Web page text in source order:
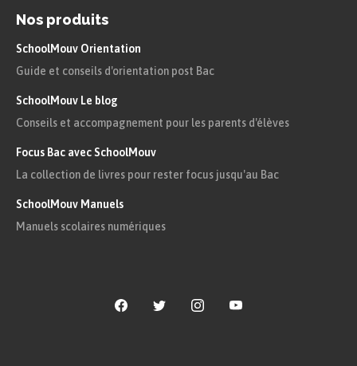
Nos produits
SchoolMouv Orientation
Guide et conseils d'orientation post Bac
SchoolMouv Le blog
Conseils et accompagnement pour les parents d'élèves
Focus Bac avec SchoolMouv
La collection de livres pour rester focus jusqu'au Bac
SchoolMouv Manuels
Manuels scolaires numériques